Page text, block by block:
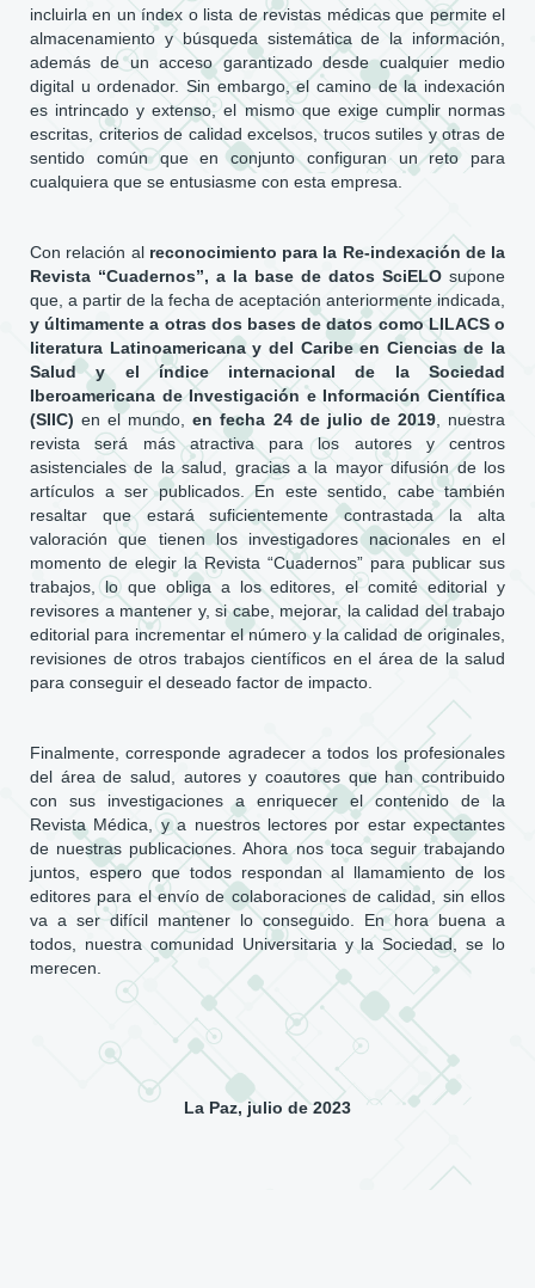
incluirla en un índex o lista de revistas médicas que permite el
almacenamiento y búsqueda sistemática de la información,
además de un acceso garantizado desde cualquier medio
digital u ordenador. Sin embargo, el camino de la indexación
es intrincado y extenso, el mismo que exige cumplir normas
escritas, criterios de calidad excelsos, trucos sutiles y otras de
sentido común que en conjunto configuran un reto para
cualquiera que se entusiasme con esta empresa.
Con relación al reconocimiento para la Re-indexación de la
Revista “Cuadernos”, a la base de datos SciELO supone
que, a partir de la fecha de aceptación anteriormente indicada,
y últimamente a otras dos bases de datos como LILACS o
literatura Latinoamericana y del Caribe en Ciencias de la
Salud y el índice internacional de la Sociedad
Iberoamericana de Investigación e Información Científica
(SIIC) en el mundo,en fecha 24 de julio de 2019, nuestra
revista será más atractiva para los autores y centros
asistenciales de la salud, gracias a la mayor difusión de los
artículos a ser publicados. En este sentido, cabe también
resaltar que estará suficientemente contrastada la alta
valoración que tienen los investigadores nacionales en el
momento de elegir la Revista “Cuadernos” para publicar sus
trabajos, lo que obliga a los editores, el comité editorial y
revisores a mantener y, si cabe, mejorar, la calidad del trabajo
editorial para incrementar el número y la calidad de originales,
revisiones de otros trabajos científicos en el área de la salud
para conseguir el deseado factor de impacto.
Finalmente, corresponde agradecer a todos los profesionales
del área de salud, autores y coautores que han contribuido
con sus investigaciones a enriquecer el contenido de la
Revista Médica, y a nuestros lectores por estar expectantes
de nuestras publicaciones. Ahora nos toca seguir trabajando
juntos, espero que todos respondan al llamamiento de los
editores para el envío de colaboraciones de calidad, sin ellos
va a ser difícil mantener lo conseguido. En hora buena a
todos, nuestra comunidad Universitaria y la Sociedad, se lo
merecen.
La Paz, julio de 2023